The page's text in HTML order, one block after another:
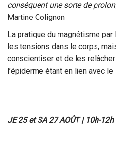
conséquent une sorte de
Martine Colignon
La pratique du magnétisme
les tensions dans le corps,
conscientiser et de les relâcher
l’épiderme étant en lien avec
JE 25 et SA 27 AOÛT | 10h-